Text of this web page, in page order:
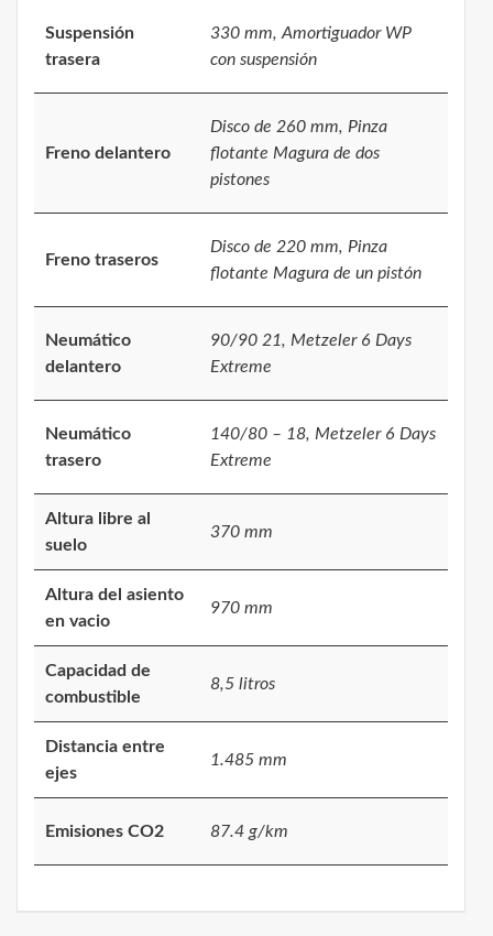
Suspensión
trasera
330 mm, Amortiguador WP
con suspensión
Freno delantero
Disco de 260 mm, Pinza
flotante Magura de dos
pistones
Freno traseros
Disco de 220 mm, Pinza
flotante Magura de un pistón
Neumático
delantero
90/90 21, Metzeler 6 Days
Extreme
Neumático
trasero
140/80 – 18, Metzeler 6 Days
Extreme
Altura libre al
suelo
370 mm
Altura del asiento
en vacio
970 mm
Capacidad de
combustible
8,5 litros
Distancia entre
ejes
1.485 mm
Emisiones CO2 87.4 g/km